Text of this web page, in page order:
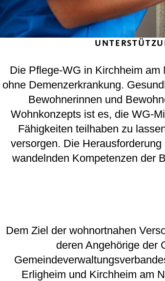
Die Pflege-WG in Kirchheim
ohne Demenzerkrankung.
Bewohnerinnen und
Wohnkonzepts ist es, die WG-
Fähigkeiten teilhaben zu
versorgen. Die
wandelnden Kompetenzen der
Dem Ziel der wohnortnahen
deren Angehörige der
Erligheim und Kirchheim am